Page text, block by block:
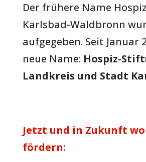
Der frühere Name
Karlsbad-Waldbronn
aufgegeben. Seit Januar
neue Name: Hospiz-
Landkreis und Stadt
Jetzt und in Zukunft
fördern: